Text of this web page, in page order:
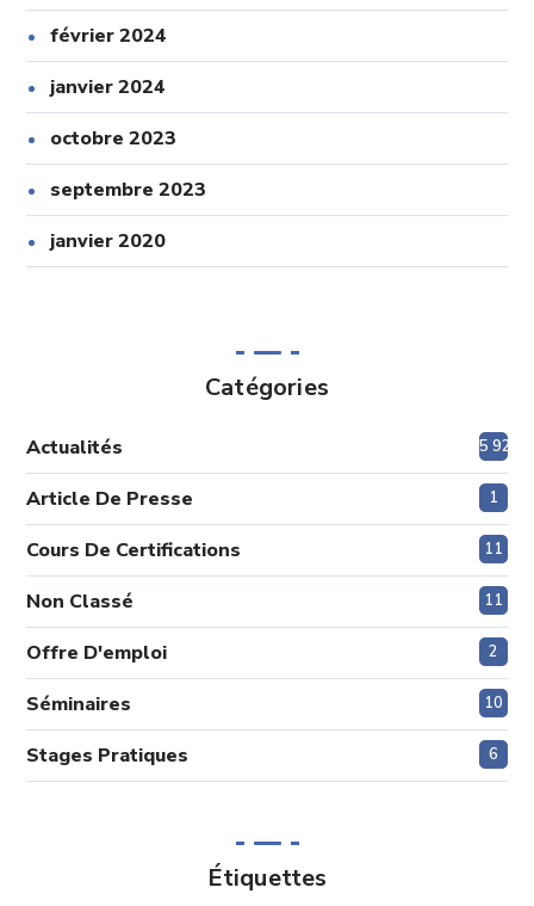
février 2024
janvier 2024
octobre 2023
septembre 2023
janvier 2020
Catégories
Actualités 5 920
Article De Presse 1
Cours De Certifications 11
Non Classé 11
Offre D'emploi 2
Séminaires 10
Stages Pratiques 6
Étiquettes